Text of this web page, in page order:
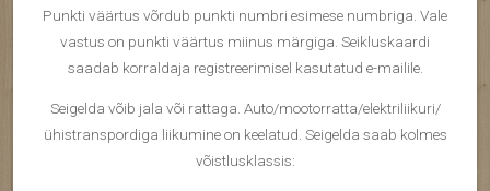
Punkti väärtus võrdub punkti numbri esimese numbriga. Vale
vastus on punkti väärtus miinus märgiga. Seikluskaardi
saadab korraldaja registreerimisel kasutatud e-mailile.
Seigelda võib jala või rattaga. Auto/mootorratta/elektriliikuri/
ühistranspordiga liikumine on keelatud. Seigelda saab kolmes
võistlusklassis: